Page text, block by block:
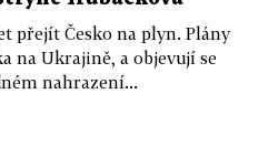
přejít Česko na plyn. Plány
na Ukrajině, a objevují se
nahrazení...